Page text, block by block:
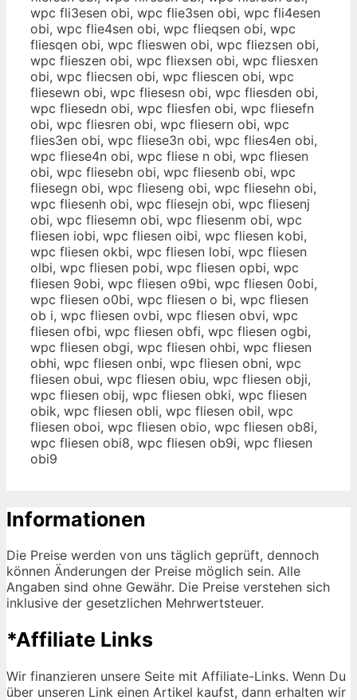
wpc fli3esen obi, wpc flie3sen obi, wpc fli4esen
obi, wpc flie4sen obi, wpc flieqsen obi, wpc
fliesqen obi, wpc flieswen obi, wpc fliezsen obi,
wpc flieszen obi, wpc fliexsen obi, wpc fliesxen
obi, wpc fliecsen obi, wpc fliescen obi, wpc
fliesewn obi, wpc fliesesn obi, wpc fliesden obi,
wpc fliesedn obi, wpc fliesfen obi, wpc fliesefn
obi, wpc fliesren obi, wpc fliesern obi, wpc
flies3en obi, wpc fliese3n obi, wpc flies4en obi,
wpc fliese4n obi, wpc fliese n obi, wpc fliesen
obi, wpc fliesebn obi, wpc fliesenb obi, wpc
fliesegn obi, wpc flieseng obi, wpc fliesehn obi,
wpc fliesenh obi, wpc fliesejn obi, wpc fliesenj
obi, wpc fliesemn obi, wpc fliesenm obi, wpc
fliesen iobi, wpc fliesen oibi, wpc fliesen kobi,
wpc fliesen okbi, wpc fliesen lobi, wpc fliesen
olbi, wpc fliesen pobi, wpc fliesen opbi, wpc
fliesen 9obi, wpc fliesen o9bi, wpc fliesen 0obi,
wpc fliesen o0bi, wpc fliesen o bi, wpc fliesen
ob i, wpc fliesen ovbi, wpc fliesen obvi, wpc
fliesen ofbi, wpc fliesen obfi, wpc fliesen ogbi,
wpc fliesen obgi, wpc fliesen ohbi, wpc fliesen
obhi, wpc fliesen onbi, wpc fliesen obni, wpc
fliesen obui, wpc fliesen obiu, wpc fliesen obji,
wpc fliesen obij, wpc fliesen obki, wpc fliesen
obik, wpc fliesen obli, wpc fliesen obil, wpc
fliesen oboi, wpc fliesen obio, wpc fliesen ob8i,
wpc fliesen obi8, wpc fliesen ob9i, wpc fliesen
obi9
Informationen
Die Preise werden von uns täglich geprüft, dennoch
können Änderungen der Preise möglich sein. Alle
Angaben sind ohne Gewähr. Die Preise verstehen sich
inklusive der gesetzlichen Mehrwertsteuer.
*Affiliate Links
Wir finanzieren unsere Seite mit Affiliate-Links. Wenn Du
über unseren Link einen Artikel kaufst, dann erhalten wir